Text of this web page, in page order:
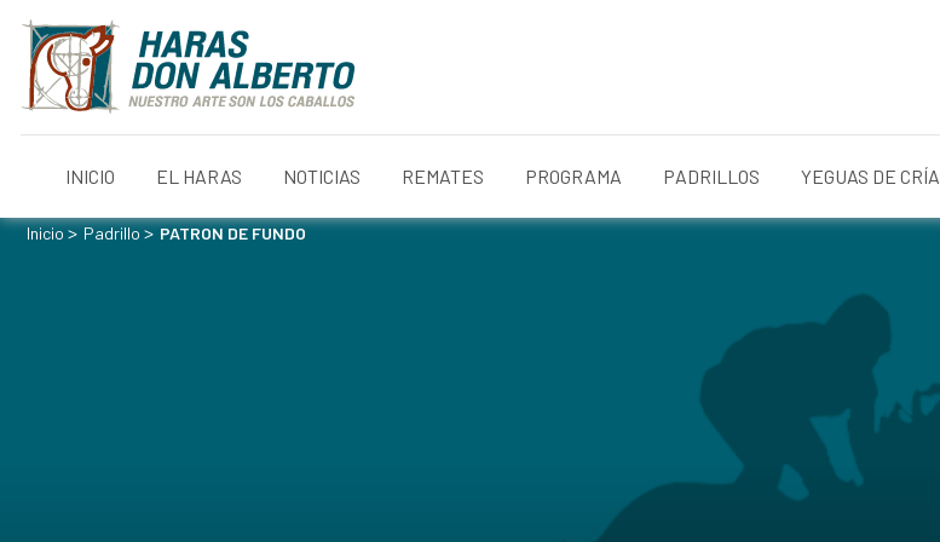
INICIO EL HARAS NOTICIAS REMATES PROGRAMA PADRILLOS YEGUAS DE CRÍA
Inicio> Padrillo> PATRON DE FUNDO